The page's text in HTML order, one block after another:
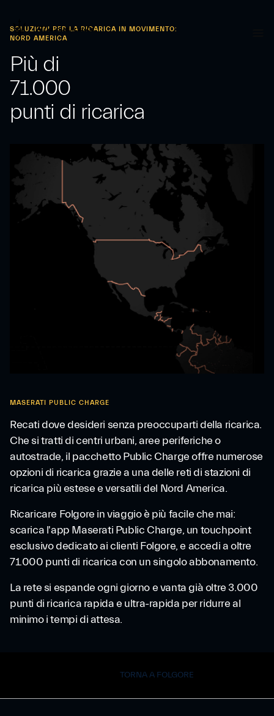
SOLUZIONI PER LA RICARICA IN MOVIMENTO:
NORD AMERICA
Più di
71.000
punti di ricarica
MASERATI PUBLIC CHARGE
Recati dove desideri senza preoccuparti della ricarica.
Che si tratti di centri urbani, aree periferiche o
autostrade, il pacchetto Public Charge offre numerose
opzioni di ricarica grazie a una delle reti di stazioni di
ricarica più estese e versatili del Nord America.
Ricaricare Folgore in viaggio è più facile che mai:
scarica l'app Maserati Public Charge, un touchpoint
esclusivo dedicato ai clienti Folgore, e accedi a oltre
71.000 punti di ricarica con un singolo abbonamento.
La rete si espande ogni giorno e vanta già oltre 3.000
punti di ricarica rapida e ultra-rapida per ridurre al
minimo i tempi di attesa.
TORNA A FOLGORE